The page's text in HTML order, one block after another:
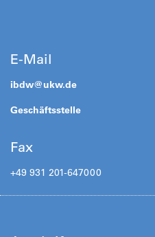
E-Mail
ibdw@ukw.de
Geschäftsstelle
Fax
+49 931 201-647000